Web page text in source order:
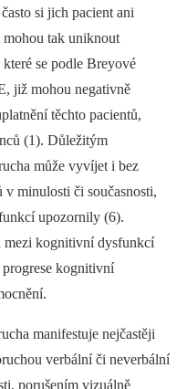
si jich pacient ani
tak uniknout
se podle Breyové
již mohou negativně
těchto pacientů,
(1). Důležitým
může vyvíjet i bez
minulosti či současnosti,
upozornily (6).
mezi kognitivní dysfunkcí
kognitivní
manifestuje nejčastěji
verbální či neverbální
porušením vizuálně